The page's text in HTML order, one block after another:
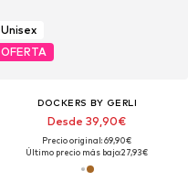
Unisex
OFERTA
DOCKERS BY GERLI
Desde 39,90€
Precio original: 69,90€
Último precio más bajo:27,93€